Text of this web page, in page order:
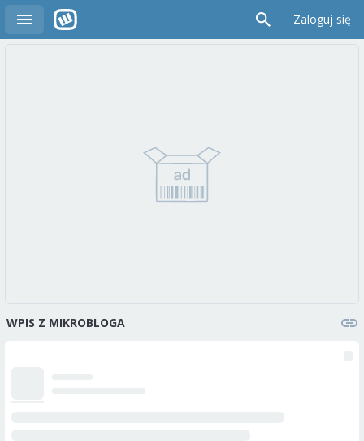
Zaloguj się
WPIS Z MIKROBLOGA